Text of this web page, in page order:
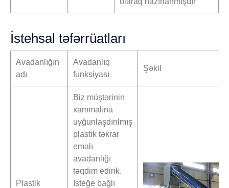
İstehsal təfərrüatları
Avadanlığın
adı
Avadanlıq
funksiyası
Şəkil
Plastik
Biz müştərinin
xammalına
uyğunlaşdırılmış
plastik təkrar
emalı
avadanlığı
təqdim edirik.
İsteğe bağlı